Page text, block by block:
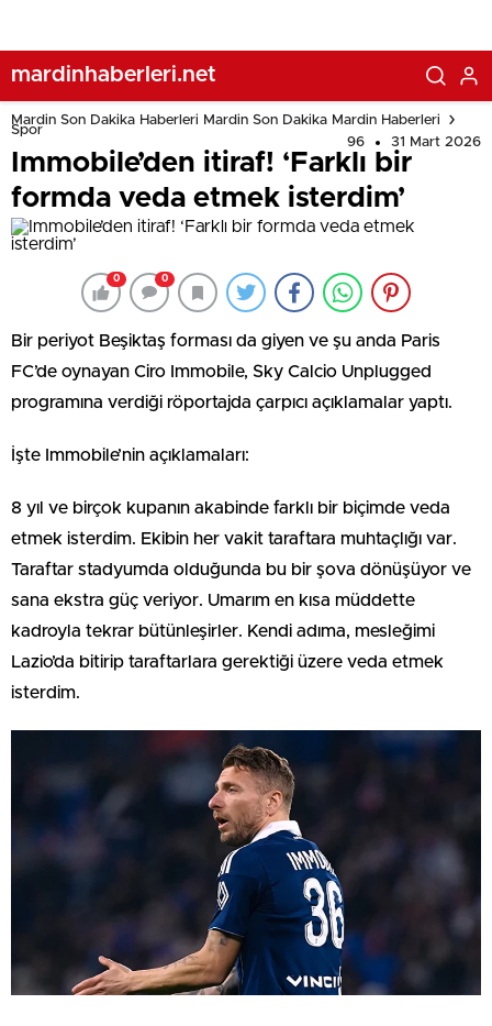
mardinhaberleri.net
Mardin Son Dakika Haberleri Mardin Son Dakika Mardin Haberleri
Spor
96
31 Mart 2026
Immobile’den itiraf! ‘Farklı bir
formda veda etmek isterdim’
0 0
Bir periyot Beşiktaş forması da giyen ve şu anda Paris
FC’de oynayan Ciro Immobile, Sky Calcio Unplugged
programına verdiği röportajda çarpıcı açıklamalar yaptı.
İşte Immobile’nin açıklamaları:
8 yıl ve birçok kupanın akabinde farklı bir biçimde veda
etmek isterdim. Ekibin her vakit taraftara muhtaçlığı var.
Taraftar stadyumda olduğunda bu bir şova dönüşüyor ve
sana ekstra güç veriyor. Umarım en kısa müddette
kadroyla tekrar bütünleşirler. Kendi adıma, mesleğimi
Lazio’da bitirip taraftarlara gerektiği üzere veda etmek
isterdim.